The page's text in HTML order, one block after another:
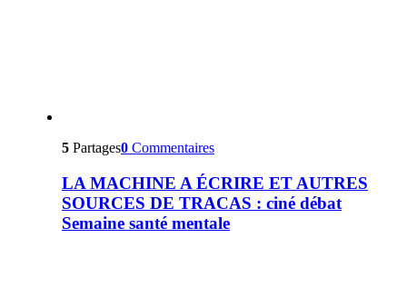
5 Partages0 Commentaires
LA MACHINE A ÉCRIRE ET AUTRES
SOURCES DE TRACAS : ciné débat
Semaine santé mentale